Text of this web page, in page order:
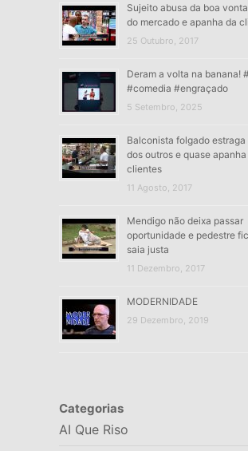
Sujeito abusa da boa
do mercado e apanha da
25 Outubro, 2017
Deram a volta na banana!
#comedia #engraçado
5 Setembro, 2025
Balconista folgado
dos outros e quase
clientes
11 Agosto, 2017
Mendigo não deixa passar
oportunidade e pedestre
saia justa
11 Dezembro, 2017
MODERNIDADE
29 Dezembro, 2019
Categorias
AI Que Riso